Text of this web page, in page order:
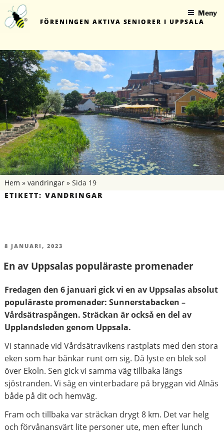
Hoppa
till
innehåll
FÖRENINGEN AKTIVA SENIORER I UPPSALA
Meny
Hem » vandringar» Sida 19
ETIKETT: VANDRINGAR
PUBLICERAT
8 JANUARI, 2023
En av Uppsalas populäraste promenader
Fredagen den 6 januari gick vi en av Uppsalas absolut
populäraste promenader: Sunnerstabacken –
Vårdsätraspången. Sträckan är också en del av
Upplandsleden genom Uppsala.
Vi stannade vid Vårdsätravikens rastplats med den stora
eken som har bänkar runt om sig. Då lyste en blek sol
över Ekoln. Sen gick vi samma väg tillbaka längs
sjöstranden. Vi såg en vinterbadare på bryggan vid Alnäs
både på dit och hemväg.
Fram och tillbaka var sträckan drygt 8 km. Det var helg
och förvånansvärt lite personer ute, men efter lunch